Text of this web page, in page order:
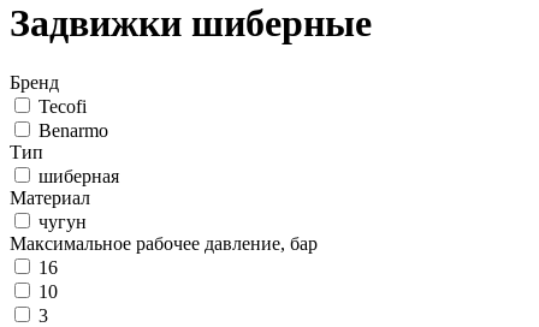
Задвижки шиберные
Бренд
Tecofi
Benarmo
Тип
шиберная
Материал
чугун
Максимальное рабочее давление, бар
16
10
3